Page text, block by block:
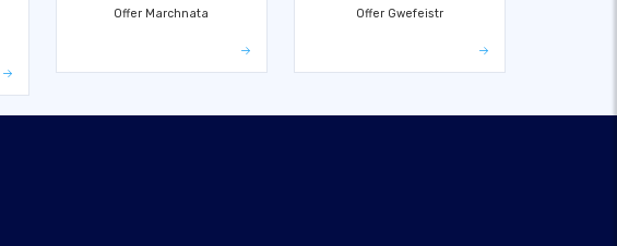
Offer Marchnata Offer Gwefeistr